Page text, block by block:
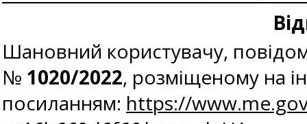
Шановний користувачу,
№ 1020/2022, розміщеному на
посиланням: https://